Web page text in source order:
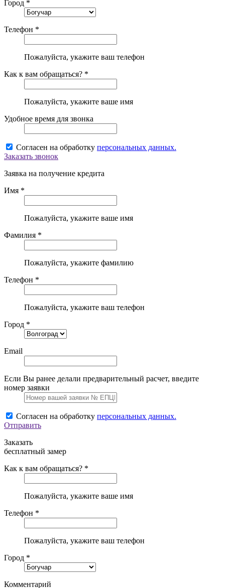
Город *
Телефон *
Пожалуйста, укажите ваш телефон
Как к вам обращаться? *
Пожалуйста, укажите ваше имя
Удобное время для звонка
Согласен на обработку персональных данных.
Заказать звонок
Заявка на получение кредита
Имя *
Пожалуйста, укажите ваше имя
Фамилия *
Пожалуйста, укажите фамилию
Телефон *
Пожалуйста, укажите ваш телефон
Город *
Email
Если Вы ранее делали предварительный расчет, введите
номер заявки
Согласен на обработку персональных данных.
Отправить
Заказать
бесплатный замер
Как к вам обращаться? *
Пожалуйста, укажите ваше имя
Телефон *
Пожалуйста, укажите ваш телефон
Город *
Комментарий